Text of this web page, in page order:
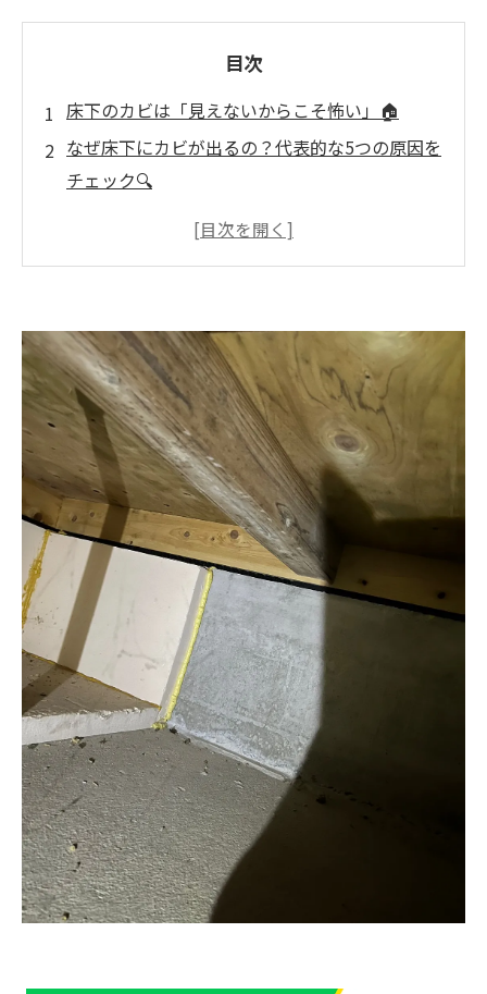
目次
床下のカビは「見えないからこそ怖い」🏠
なぜ床下にカビが出るの？代表的な5つの原因を
チェック🔍
床下のカビを放置するとどうなる？🧨
実際の床下カビ対策の流れ🛠
こんな方は今すぐ床下チェックをおすすめしま
す✅
まとめ：床下のカビは“気づいたときがチャン
ス”です🌿